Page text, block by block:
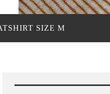
SIZE M